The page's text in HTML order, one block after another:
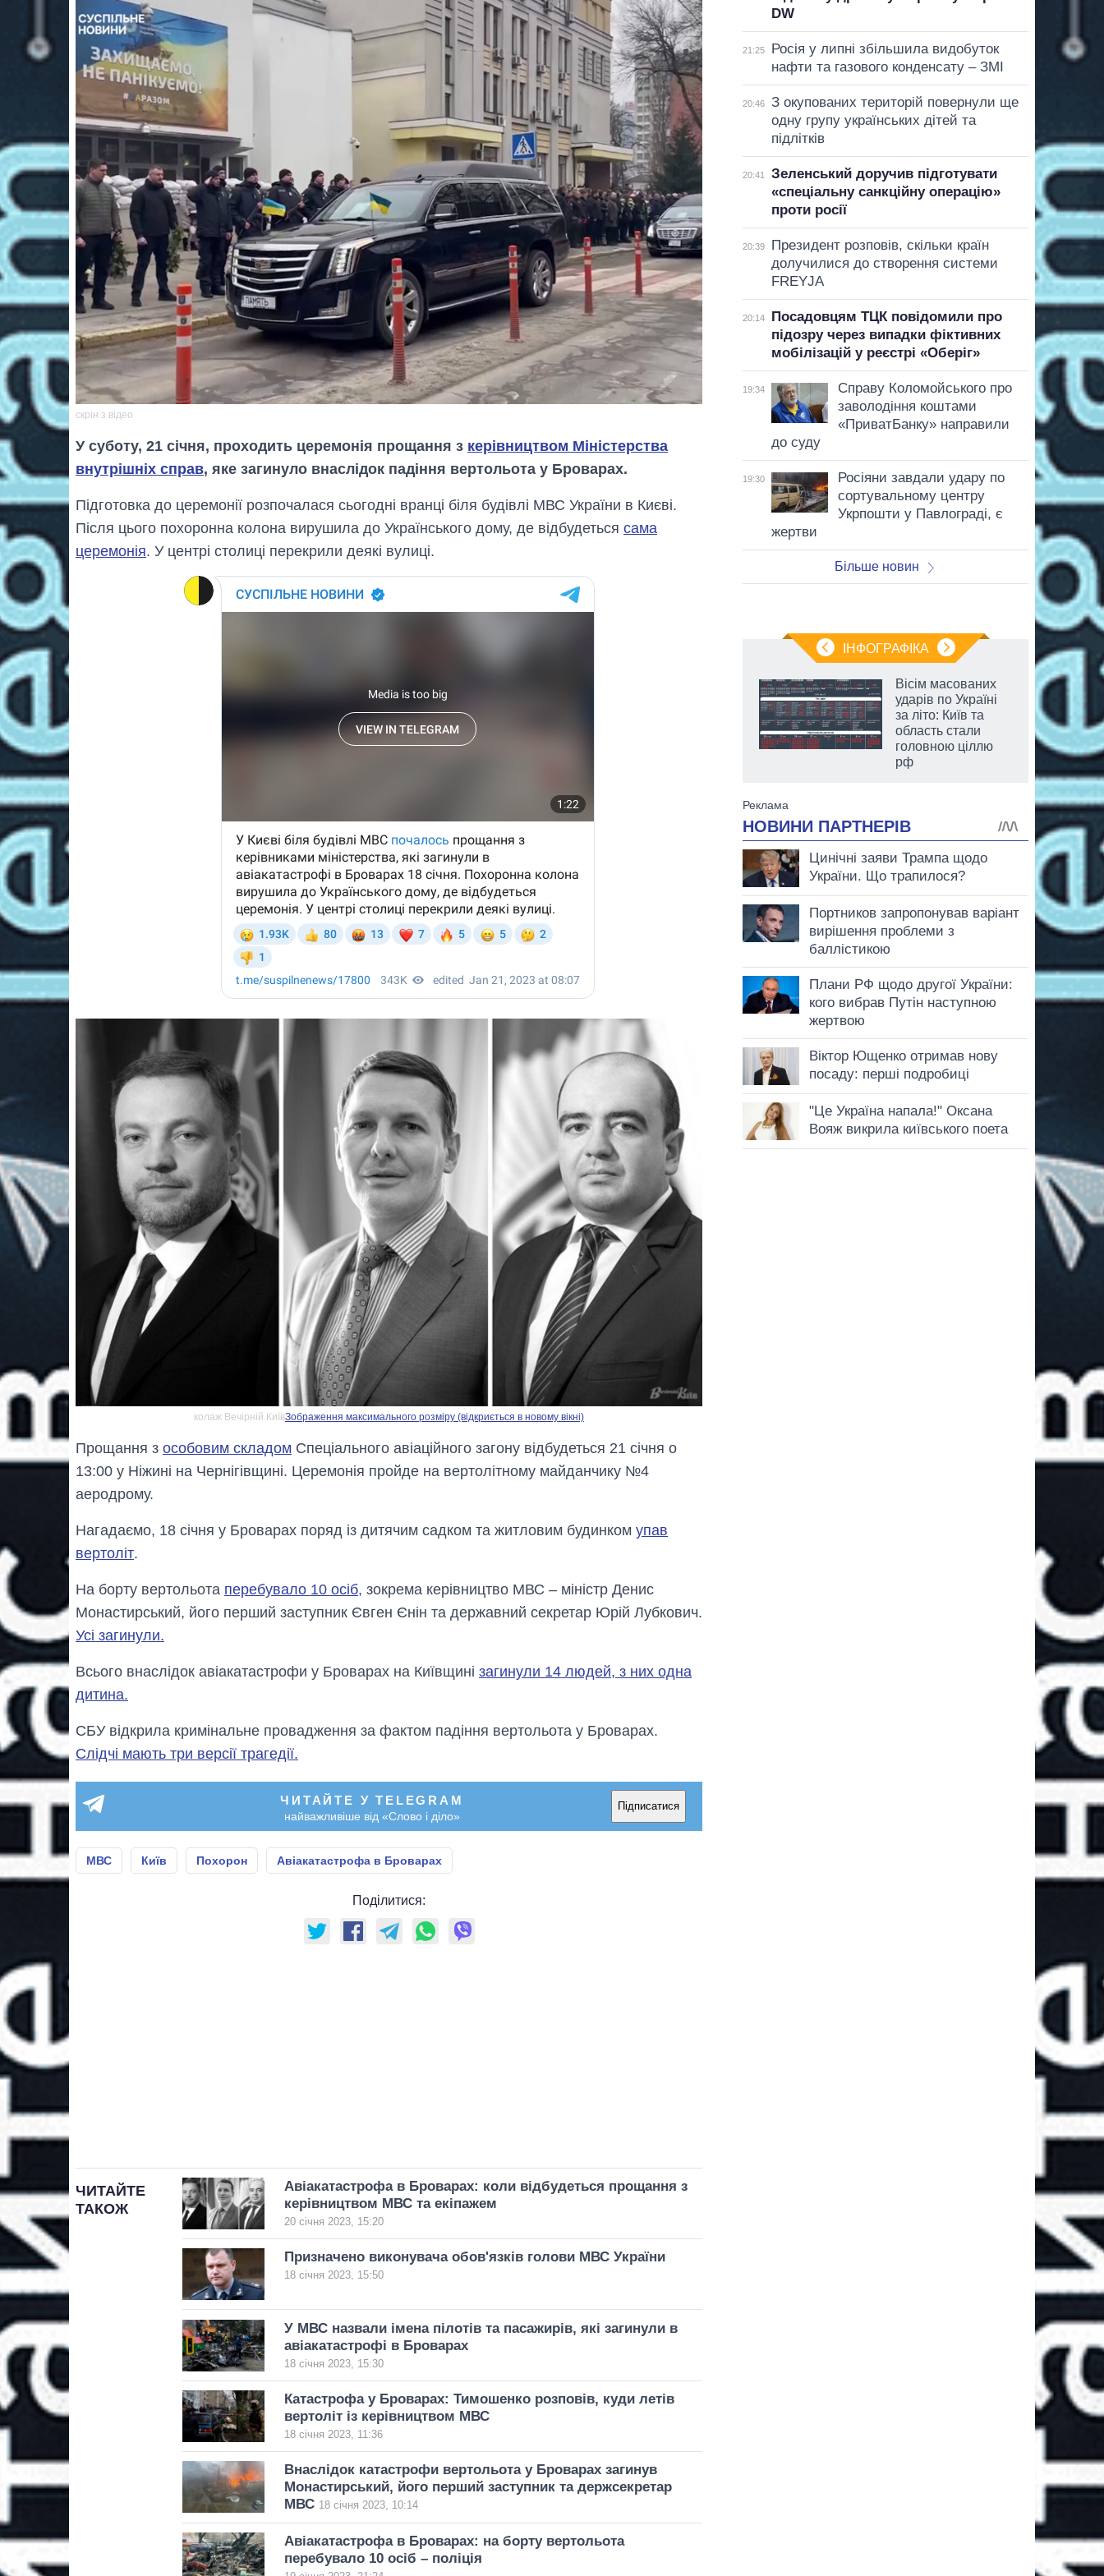
скрін з відео
У суботу, 21 січня, проходить церемонія прощання з керівництвом Міністерства
внутрішніх справ, яке загинуло внаслідок падіння вертольота у Броварах.
Підготовка до церемонії розпочалася сьогодні вранці біля будівлі МВС України в Києві.
Після цього похоронна колона вирушила до Українського дому, де відбудеться сама
церемонія. У центрі столиці перекрили деякі вулиці.
колаж Вечірній КиївЗображення максимального розміру (відкриється в новому вікні)
Прощання з особовим складом Спеціального авіаційного загону відбудеться 21 січня о
13:00 у Ніжині на Чернігівщині. Церемонія пройде на вертолітному майданчику №4
аеродрому.
Нагадаємо, 18 січня у Броварах поряд із дитячим садком та житловим будинком упав
вертоліт.
На борту вертольота перебувало 10 осіб, зокрема керівництво МВС – міністр Денис
Монастирський, його перший заступник Євген Єнін та державний секретар Юрій Лубкович.
Усі загинули.
Всього внаслідок авіакатастрофи у Броварах на Київщині загинули 14 людей, з них одна
дитина.
СБУ відкрила кримінальне провадження за фактом падіння вертольота у Броварах.
Слідчі мають три версії трагедії.
ЧИТАЙТЕ У TELEGRAM
найважливіше від «Слово і діло»
Підписатися
МВС Київ Похорон Авіакатастрофа в Броварах
Поділитися:
ЧИТАЙТЕ
ТАКОЖ
Авіакатастрофа в Броварах: коли відбудеться прощання з
керівництвом МВС та екіпажем
20 січня 2023, 15:20
Призначено виконувача обов'язків голови МВС України
18 січня 2023, 15:50
У МВС назвали імена пілотів та пасажирів, які загинули в
авіакатастрофі в Броварах
18 січня 2023, 15:30
Катастрофа у Броварах: Тимошенко розповів, куди летів
вертоліт із керівництвом МВС
18 січня 2023, 11:36
Внаслідок катастрофи вертольота у Броварах загинув
Монастирський, його перший заступник та держсекретар
МВС 18 січня 2023, 10:14
Авіакатастрофа в Броварах: на борту вертольота
перебувало 10 осіб – поліція
DW
21:25
Росія у липні збільшила видобуток
нафти та газового конденсату – ЗМІ
20:46
З окупованих територій повернули ще
одну групу українських дітей та
підлітків
20:41
Зеленський доручив підготувати
«спеціальну санкційну операцію»
проти росії
20:39
Президент розповів, скільки країн
долучилися до створення системи
FREYJA
20:14
Посадовцям ТЦК повідомили про
підозру через випадки фіктивних
мобілізацій у реєстрі «Оберіг»
19:34
Справу Коломойського про
заволодіння коштами
«ПриватБанку» направили
до суду
19:30
Росіяни завдали удару по
сортувальному центру
Укрпошти у Павлограді, є
жертви
Більше новин
ІНФОГРАФІКА
Вісім масованих
ударів по Україні
за літо: Київ та
область стали
головною ціллю
рф